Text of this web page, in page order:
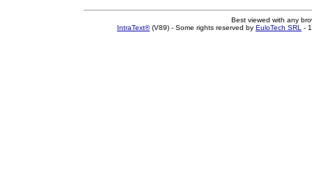
Best viewed with any
IntraText®(V89) - Some rights reserved by EuloTech SRL -